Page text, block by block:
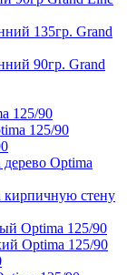
135гр. Grand
90гр. Grand
125/90
125/90
Optima
кирпичную стену
Optima 125/90
Optima 125/90